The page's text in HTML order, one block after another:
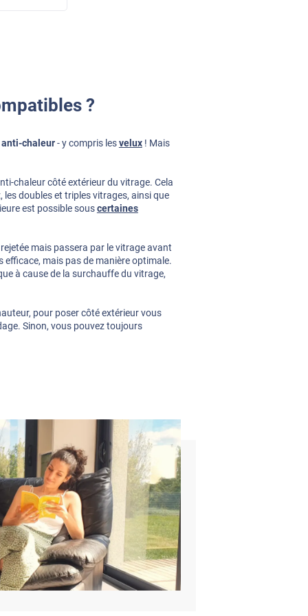
?
chaleur- y compris lesvelux! Mais
chaleur côté extérieur du vitrage. Cela
doubles et triples vitrages, ainsi que
est possible souscertaines
mais passera par le vitrage avant
efficace, mais pas de manière optimale.
à cause de la surchauffe du vitrage,
pour poser côté extérieur vous
Sinon, vous pouvez toujours